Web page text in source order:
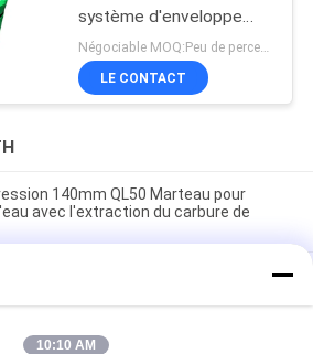
système d'enveloppe
symétrique de terrains
de recouvrement de 1/2
» 190mm
LE CONTACT
140mm QL50 Marteau pour
avec l'extraction du carbure de
la pression atmosphérique CIR150
le bas le forage de roche de trou
atmosphérique de BR2 des
10:10 AM